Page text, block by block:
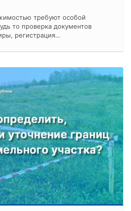
требуют особой
то проверка документов
регистрация…